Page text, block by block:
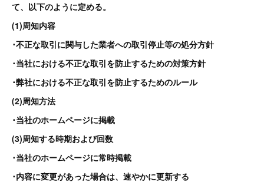
て、以下のように定める。
(1)周知内容
･不正な取引に関与した業者への取引停止等の処分方針
･当社における不正な取引を防止するための対策方針
･弊社における不正な取引を防止するためのルール
(2)周知方法
･当社のホームページに掲載
(3)周知する時期および回数
･当社のホームページに常時掲載
･内容に変更があった場合は、速やかに更新する